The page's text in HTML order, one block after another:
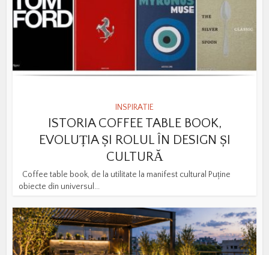
INSPIRATIE
ISTORIA COFFEE TABLE BOOK,
EVOLUȚIA ȘI ROLUL ÎN DESIGN ȘI
CULTURĂ
Coffee table book, de la utilitate la manifest cultural Puține
obiecte din universul...